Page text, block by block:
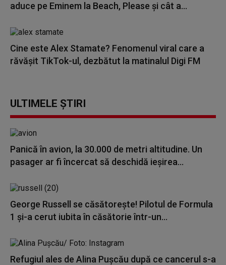
aduce pe Eminem la Beach, Please și cât a...
Cine este Alex Stamate? Fenomenul viral care a
răvășit TikTok-ul, dezbătut la matinalul Digi FM
ULTIMELE ȘTIRI
Panică în avion, la 30.000 de metri altitudine. Un
pasager ar fi încercat să deschidă ieșirea...
George Russell se căsătorește! Pilotul de Formula
1 și-a cerut iubita în căsătorie într-un...
Refugiul ales de Alina Pușcău după ce cancerul s-a